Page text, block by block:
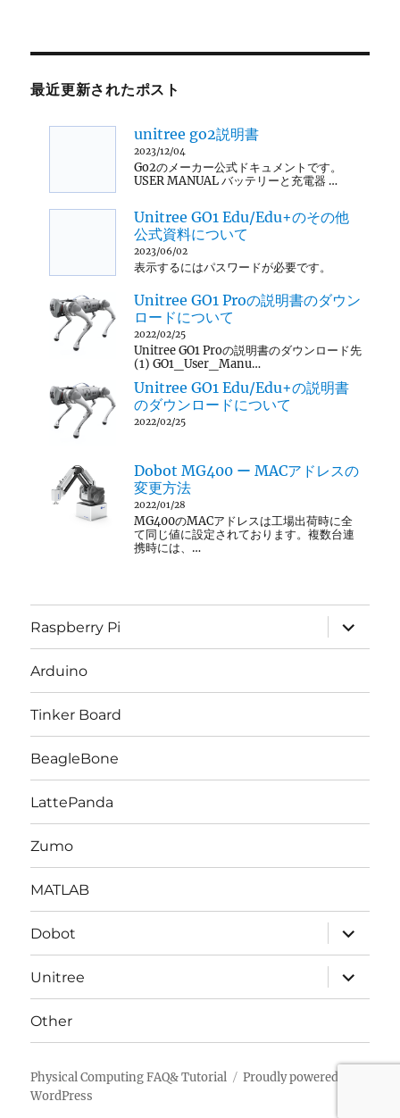
最近更新されたポスト
unitree go2説明書
2023/12/04
Go2のメーカー公式ドキュメントです。
USER MANUAL バッテリーと充電器 …
Unitree GO1 Edu/Edu+のその他
公式資料について
2023/06/02
表示するにはパスワードが必要です。
Unitree GO1 Proの説明書のダウン
ロードについて
2022/02/25
Unitree GO1 Proの説明書のダウンロード先
(1) GO1_User_Manu…
Unitree GO1 Edu/Edu+の説明書
のダウンロードについて
2022/02/25
Dobot MG400 ー MACアドレスの
変更方法
2022/01/28
MG400のMACアドレスは工場出荷時に全
て同じ値に設定されております。複数台連
携時には、…
Raspberry Pi
サ
ブ
メ
ー
開
Arduino
Tinker Board
BeagleBone
LattePanda
Zumo
MATLAB
Dobot
サ
ブ
メ
ニ
ュ
ー
開
Unitree
サ
ブ
メ
ー
展
開
Other
Physical Computing FAQ& Tutorial
Proudly powered by
WordPress